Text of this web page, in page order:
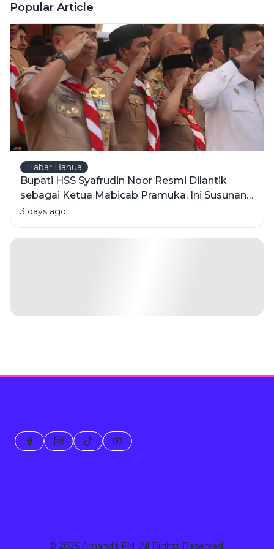
Juara di
Hati Orang
Indonesia?
Popular Article
Habar Banua
Bupati HSS Syafrudin Noor Resmi Dilantik
sebagai Ketua Mabicab Pramuka, Ini Susunan
Pengurus 2025-2030
3 days ago
© 2026 Amandit FM. All Rights Reserved.